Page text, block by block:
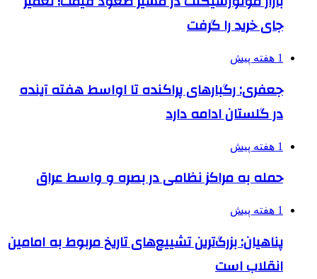
جای خرید را گرفت
1 هفته پیش
جعفری: رگبارهای پراکنده تا اواسط هفته آینده
در گلستان ادامه دارد
1 هفته پیش
حمله به مراکز نظامی در بصره و واسط عراق
1 هفته پیش
پناهیان: بزرگ‌ترین تشییع‌های تاریخ مربوط به امامین
انقلاب است